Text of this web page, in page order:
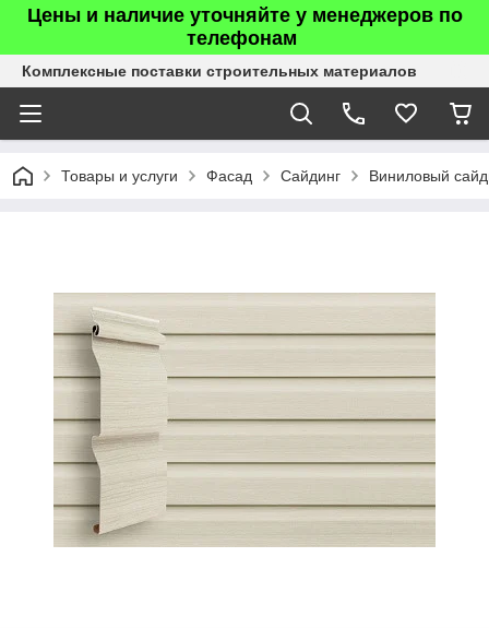
Цены и наличие уточняйте у менеджеров по
телефонам
Комплексные поставки строительных материалов
Товары и услуги Фасад Сайдинг Виниловый